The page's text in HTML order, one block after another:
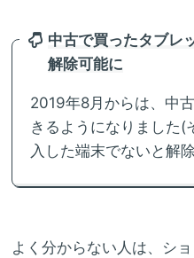
中古で買ったタブレ
解除可能に
2019年8月からは、中
きるようになりました(
入した端末でないと解
よく分からない人は、シ